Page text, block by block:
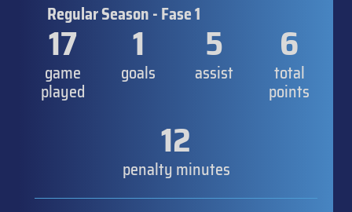
Regular Season - Fase 1
17
game
played
1
goals
5
assist
6
total
points
12
penalty minutes